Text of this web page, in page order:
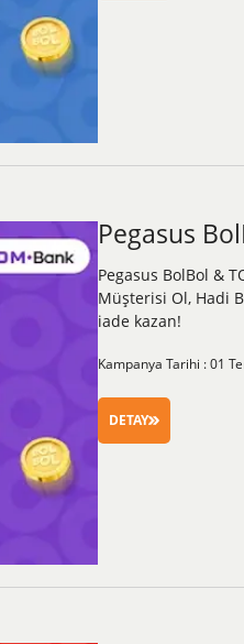
Pegasus
Pegasus BolBol &
Müşterisi Ol, Hadi
iade kazan!
Kampanya Tarihi : 01
DETAY